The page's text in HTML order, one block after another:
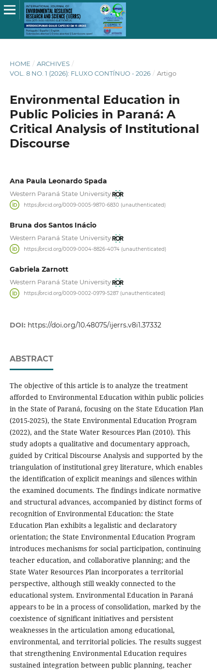
HOME / ARCHIVES /
VOL. 8 NO. 1 (2026): FLUXO CONTÍNUO - 2026 / Artigo
Environmental Education in
Public Policies in Paraná: A
Critical Analysis of Institutional
Discourse
Ana Paula Leonardo Spada
Western Paraná State University
https://orcid.org/0009-0005-9870-6830 (unauthenticated)
Bruna dos Santos Inácio
Western Paraná State University
https://orcid.org/0009-0004-8826-4074 (unauthenticated)
Gabriela Zarnott
Western Paraná State University
https://orcid.org/0009-0002-0979-5287 (unauthenticated)
DOI: https://doi.org/10.48075/ijerrs.v8i1.37332
ABSTRACT
The objective of this article is to analyze the treatment
afforded to Environmental Education within public policies
in the State of Paraná, focusing on the State Education Plan
(2015-2025), the State Environmental Education Program
(2022), and the State Water Resources Plan (2010). This
study adopts a qualitative and documentary approach,
guided by Critical Discourse Analysis and supported by the
triangulation of institutional grey literature, which enables
the identification of explicit meanings and silences within
the examined documents. The findings indicate normative
and structural advances, accompanied by distinct forms of
recognition of Environmental Education: the State
Education Plan exhibits a legalistic and declaratory
orientation; the State Environmental Education Program
introduces mechanisms for social participation, continuing
teacher education, and collaborative planning; and the
State Water Resources Plan incorporates a territorial
perspective, although still weakly connected to the
educational system. Environmental Education in Paraná
appears to be in a process of consolidation, marked by the
coexistence of significant initiatives and persistent
weaknesses in the articulation among educational,
environmental, and territorial policies. The results suggest
that strengthening Environmental Education requires
sustained integration between public planning, teacher